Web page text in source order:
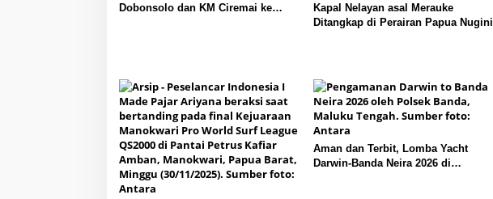
Dobonsolo dan KM Ciremai ke
Kapal Nelayan asal Merauke
Ditangkap di Perairan Papua Nugini
Aman dan Terbit, Lomba Yacht
Darwin-Banda Neira 2026 di